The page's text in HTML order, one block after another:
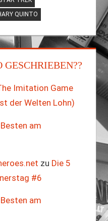
QUINTO
Imitation Game
der Welten Lohn)
am
zu Die 5
#6
am